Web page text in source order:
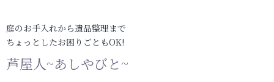
庭のお手入れから遺品整理まで
ちょっとしたお困りごともOK!
芦屋人~あしやびと~